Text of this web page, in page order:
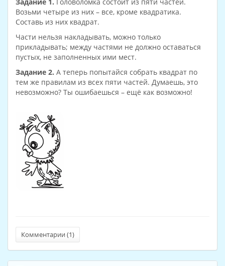
Возьми четыре из них – все, кроме квадратика.
Составь из них квадрат.
Части нельзя накладывать, можно только
прикладывать; между частями не должно оставаться
пустых, не заполненных ими мест.
Задание 2. А теперь попытайся собрать квадрат по
тем же правилам из всех пяти частей. Думаешь, это
невозможно? Ты ошибаешься – ещё как возможно!
Комментарии (1)